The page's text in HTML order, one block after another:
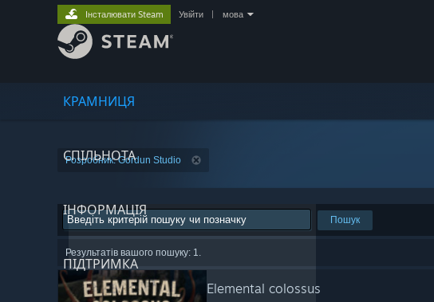
КРАМНИЦЯ
СПІЛЬНОТА
ІНФОРМАЦІЯ
ПІДТРИМКА
Інсталювати Steam Увійти мова
Розробник: Gordun Studio
Пошук
Результатів вашого пошуку: 1.
Elemental colossus